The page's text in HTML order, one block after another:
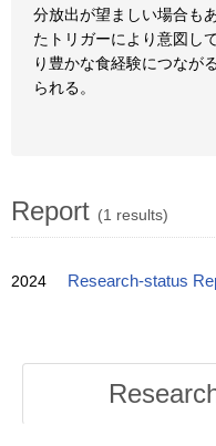
分放出が望ましい場合も
たトリガーにより意図し
り豊かな食経験につなが
られる。
Report (1 results)
2024 Research-status